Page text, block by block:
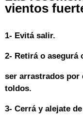
vientos
1- Evitá salir.
2- Retirá o asegurá
ser arrastrados por
toldos.
3- Cerrá y alejate